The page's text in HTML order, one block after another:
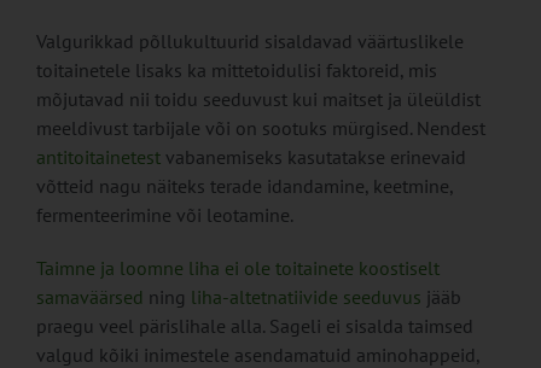
Valgurikkad põllukultuurid sisaldavad väärtuslikele
toitainetele lisaks ka mittetoidulisi faktoreid, mis
mõjutavad nii toidu seeduvust kui maitset ja üleüldist
meeldivust tarbijale või on sootuks mürgised. Nendest
antitoitainetestvabanemiseks kasutatakse erinevaid
võtteid nagu näiteks terade idandamine, keetmine,
fermenteerimine või leotamine.
Taimne ja loomne liha ei ole toitainete koostiselt
samaväärsed ning liha-altetnatiivide seeduvus jääb
praegu veel pärislihale alla. Sageli ei sisalda taimsed
valgud kõiki inimestele asendamatuid aminohappeid,